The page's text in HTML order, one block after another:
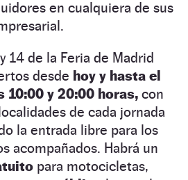
en cualquiera de sus
14 de la Feria de Madrid
desde hoy y hasta el
10:00 y 20:00 horas, con
de cada jornada
la entrada libre para los
acompañados. Habrá un
para motocicletas,